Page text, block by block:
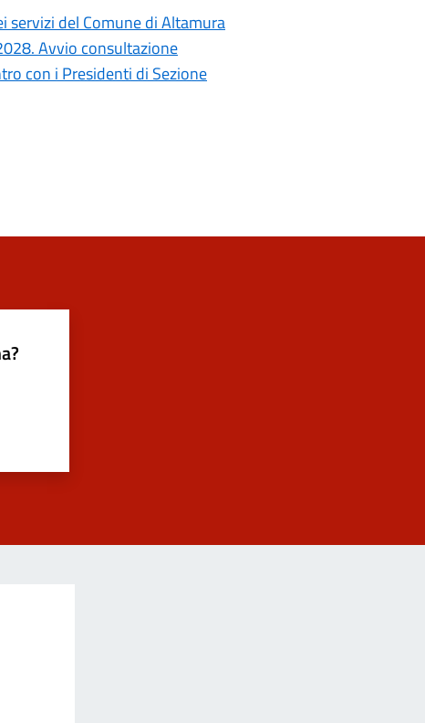
servizi del Comune di Altamura
Avvio consultazione
con i Presidenti di Sezione